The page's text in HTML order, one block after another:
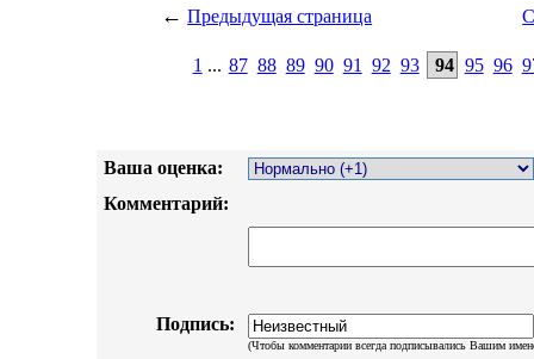
← Предыдущая страница
1 ... 87 88 89 90 91 92 93 94 95 96
Ваша оценка:
Комментарий:
Подпись:
(Чтобы комментарии всегда подписывались Вашим